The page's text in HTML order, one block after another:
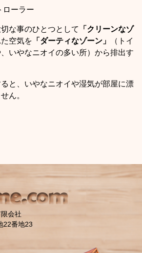
ローラー
な事のひとつとして
「クリーンなゾ
空気を 「ダーティなゾーン」
（トイ
いやなニオイの多い所）から排出す
と、いやなニオイや湿気が部屋に漂
ん。
会社
22番地23